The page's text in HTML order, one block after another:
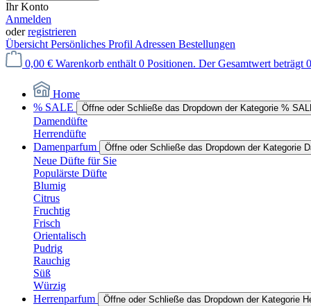
Ihr Konto
Anmelden
oderregistrieren
Übersicht Persönliches Profil Adressen Bestellungen
0,00 € Warenkorb enthält 0 Positionen. Der Gesamtwert beträgt
Home
% SALE
Öffne oder Schließe das Dropdown der Kategorie %
Damendüfte
Herrendüfte
Damenparfum
Öffne oder Schließe das Dropdown der Kategorie
Neue Düfte für Sie
Populärste Düfte
Blumig
Citrus
Fruchtig
Frisch
Orientalisch
Pudrig
Rauchig
Süß
Würzig
Herrenparfum
Öffne oder Schließe das Dropdown der Kategorie